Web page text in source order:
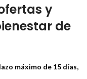
y
de
máximo de 15 días,